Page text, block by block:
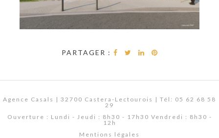
PARTAGER :
Agence Casals | 32700 Castera-Lectourois | Tél: 05 62 68 58
29
Ouverture : Lundi - Jeudi : 8h30 - 17h30 Vendredi : 8h30 -
12h
Mentions légales